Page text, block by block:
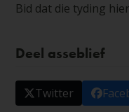
Bid dat die tyding
Deel asseblief
Twitter